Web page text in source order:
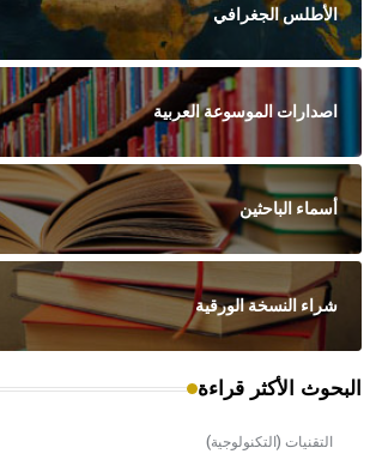
الأطلس الجغرافي
اصدارات الموسوعة العربية
أسماء الباحثين
شراء النسخة الورقية
البحوث الأكثر قراءة
التقنيات (التكنولوجية)